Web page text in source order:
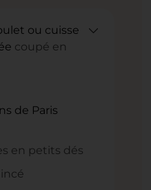
ou cuisse
coupé en
de Paris
en petits dés